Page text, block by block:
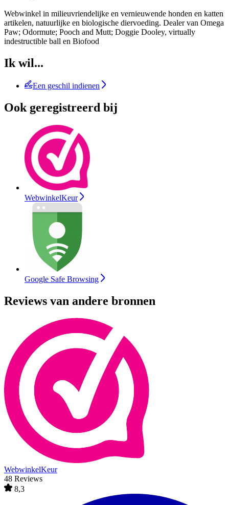
Webwinkel in milieuvriendelijke en vernieuwende honden en katten
artikelen, natuurlijke en biologische diervoeding. Dealer van Omega
Paw; Odormute; Pooch and Mutt; Doggie Dooley, virtually
indestructible ball en Biofood
Ik wil...
Een geschil indienen
Ook geregistreerd bij
WebwinkelKeur
Google Safe Browsing
Reviews van andere bronnen
WebwinkelKeur
48 Reviews
8,3